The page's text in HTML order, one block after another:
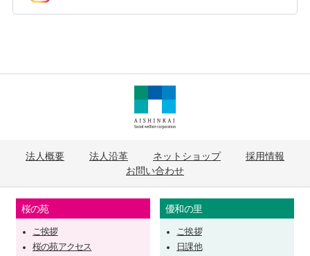
法人概要 法人沿革 ネットショップ
採用情報
お問い合わせ
桜の苑
ご挨拶
桜の苑アクセス
優和の里
ご挨拶
日課他